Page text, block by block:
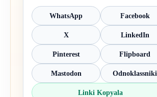
WhatsApp Facebook
X LinkedIn
Pinterest Flipboard
Mastodon Odnoklassniki
Linki Kopyala